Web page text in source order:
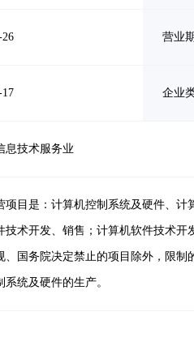
26 营业
17 企业
息技术服务业
项目是：计算机控制系统及硬件、
技术开发、销售；计算机软件技术开
、国务院决定禁止的项目除外，限
系统及硬件的生产。